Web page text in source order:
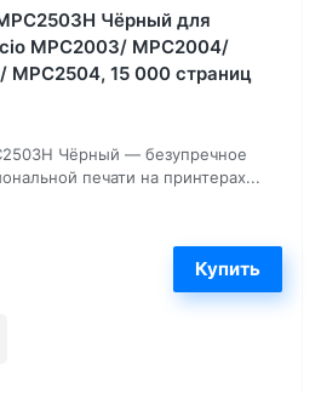
Чёрный для
MPC2003/ MPC2004/
MPC2504, 15 000 страниц
Чёрный — безупречное
печати на принтерах...